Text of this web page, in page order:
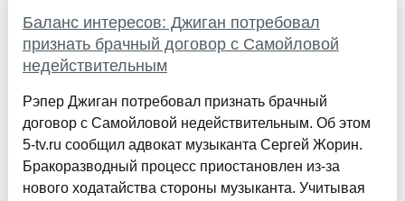
Баланс интересов: Джиган потребовал
признать брачный договор с Самойловой
недействительным
Рэпер Джиган потребовал признать брачный
договор с Самойловой недействительным. Об этом
5-tv.ru сообщил адвокат музыканта Сергей Жорин.
Бракоразводный процесс приостановлен из-за
нового ходатайства стороны музыканта. Учитывая